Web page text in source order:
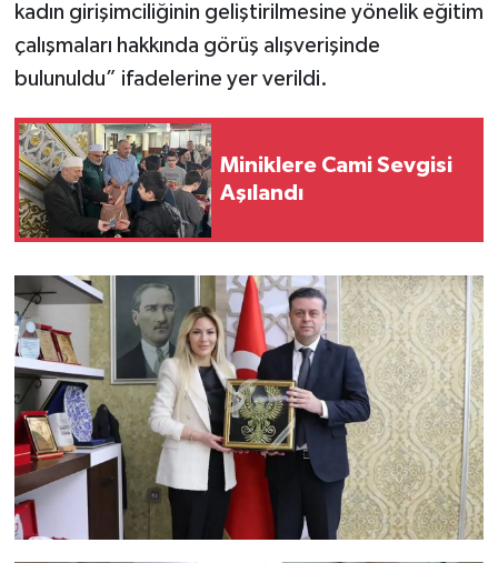
kadın girişimciliğinin geliştirilmesine yönelik eğitim
çalışmaları hakkında görüş alışverişinde
bulunuldu” ifadelerine yer verildi.
Miniklere Cami Sevgisi
Aşılandı